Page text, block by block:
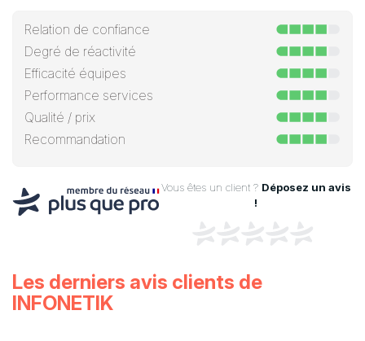
Relation de confiance
Degré de réactivité
Efficacité équipes
Performance services
Qualité / prix
Recommandation
Vous êtes un client ? Déposez un avis
!
Les derniers avis clients de
INFONETIK